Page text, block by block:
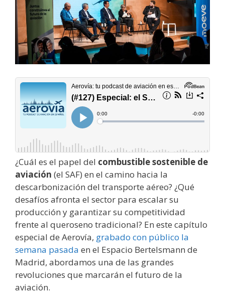
¿Cuál es el papel del combustible sostenible de
aviación (el SAF) en el camino hacia la
descarbonización del transporte aéreo? ¿Qué
desafíos afronta el sector para escalar su
producción y garantizar su competitividad
frente al queroseno tradicional? En este capítulo
especial de Aerovía, grabado con público la
semana pasada en el Espacio Bertelsmann de
Madrid, abordamos una de las grandes
revoluciones que marcarán el futuro de la
aviación.